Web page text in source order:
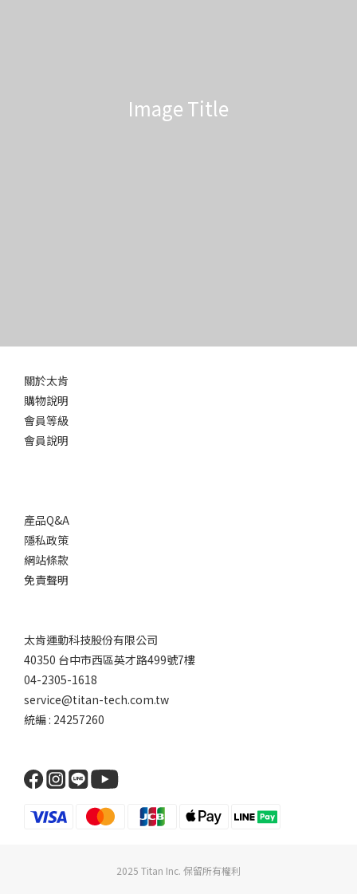
Image Title
關於太肯
購物說明
會員等級
會員說明
產品Q&A
隱私政策
網站條款
免責聲明
太肯運動科技股份有限公司
40350 台中市西區英才路499號7樓
04-2305-1618
service@titan-tech.com.tw
統編 : 24257260
2025 Titan Inc. 保留所有權利